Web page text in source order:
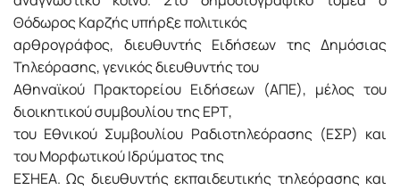
Θόδωρος Καρζής υπήρξε πολιτικός
αρθρογράφος, διευθυντής Ειδήσεων της Δημόσιας
Τηλεόρασης, γενικός διευθυντής του
Αθηναϊκού Πρακτορείου Ειδήσεων (ΑΠΕ), μέλος του
διοικητικού συμβουλίου της ΕΡΤ,
του Εθνικού Συμβουλίου Ραδιοτηλεόρασης (ΕΣΡ) και
του Μορφωτικού Ιδρύματος της
ΕΣΗΕΑ. Ως διευθυ­ντής εκπαιδευτικής τηλεόρασης και